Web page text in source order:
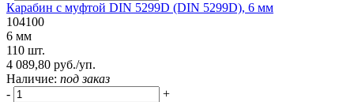
Карабин с муфтой DIN 5299D (DIN 5299D), 6 мм
104100
6 мм
110 шт.
4 089,80 руб./уп.
Наличие: под заказ
-
+